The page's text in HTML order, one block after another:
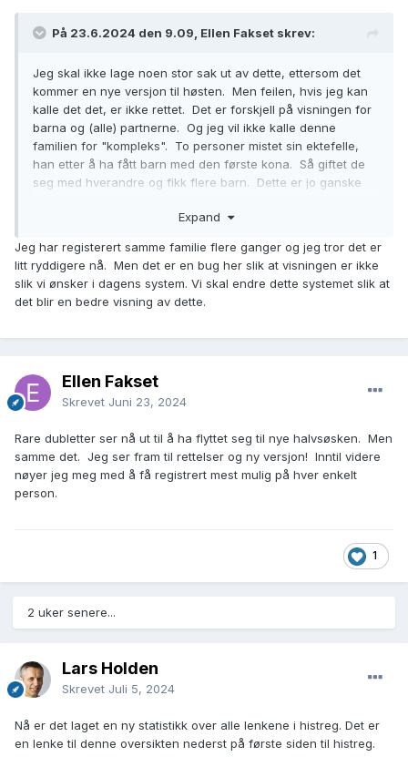
På 23.6.2024 den 9.09, Ellen Fakset skrev:
Jeg skal ikke lage noen stor sak ut av dette, ettersom det
kommer en nye versjon til høsten. Men feilen, hvis jeg kan
kalle det det, er ikke rettet. Det er forskjell på visningen for
barna og (alle) partnerne. Og jeg vil ikke kalle denne
familien for "kompleks". To personer mistet sin ektefelle,
han etter å ha fått barn med den første kona. Så giftet de
seg med hverandre og fikk flere barn. Dette er jo ganske
en person, men noe hjelp skulle jeg ønske vi fikk. F.eks. å
kunne åpne en komplett familiekurv med vist person og
dennes familie.
Expand
Jeg har registerert samme familie flere ganger og jeg tror det er
litt ryddigere nå. Men det er en bug her slik at visningen er ikke
slik vi ønsker i dagens system. Vi skal endre dette systemet slik at
det blir en bedre visning av dette.
Ellen Fakset
Skrevet Juni 23, 2024
Rare dubletter ser nå ut til å ha flyttet seg til nye halvsøsken. Men
samme det. Jeg ser fram til rettelser og ny versjon! Inntil videre
nøyer jeg meg med å få registrert mest mulig på hver enkelt
person.
1
2 uker senere...
Lars Holden
Skrevet Juli 5, 2024
Nå er det laget en ny statistikk over alle lenkene i histreg. Det er
en lenke til denne oversikten nederst på første siden til histreg.